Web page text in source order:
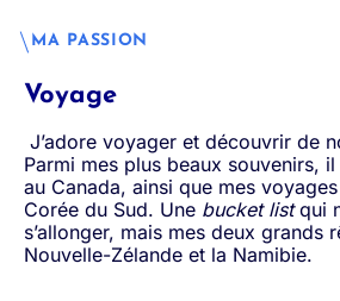
MA PASSION
Voyage
J’adore voyager et découvrir de
Parmi mes plus beaux souvenirs,
au Canada, ainsi que mes
Corée du Sud. Une bucket listqui
s’allonger, mais mes deux grands
Nouvelle-Zélande et la Namibie.